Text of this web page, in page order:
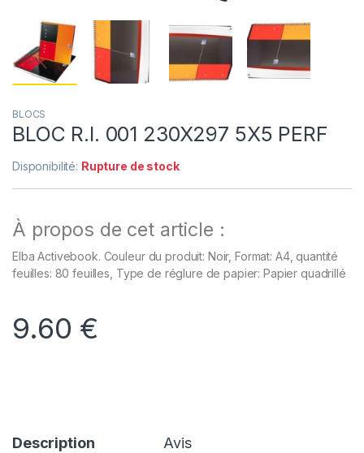
BLOCS
BLOC R.I. 001 230X297 5X5 PERF
Disponibilité: Rupture de stock
À propos de cet article :
Elba Activebook. Couleur du produit: Noir, Format: A4, quantité
feuilles: 80 feuilles, Type de réglure de papier: Papier quadrillé
9.60 €
Description Avis